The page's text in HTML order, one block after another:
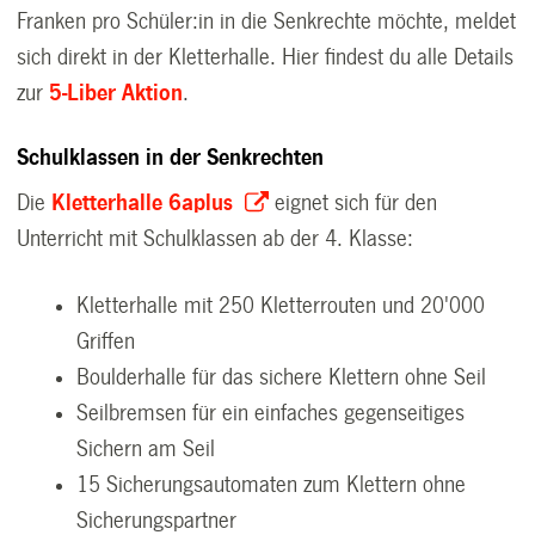
Franken pro Schüler:in in die Senkrechte möchte, meldet
sich direkt in der Kletterhalle. Hier findest du alle Details
zur 5-Liber Aktion.
Schulklassen in der Senkrechten
Die Kletterhalle 6aplus
eignet sich für den
Unterricht mit Schulklassen ab der 4. Klasse:
Kletterhalle mit 250 Kletterrouten und 20'000
Griffen
Boulderhalle für das sichere Klettern ohne Seil
Seilbremsen für ein einfaches gegenseitiges
Sichern am Seil
15 Sicherungsautomaten zum Klettern ohne
Sicherungspartner